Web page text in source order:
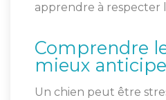
apprendre à respecter
Comprendre
mieux
Un chien peut être